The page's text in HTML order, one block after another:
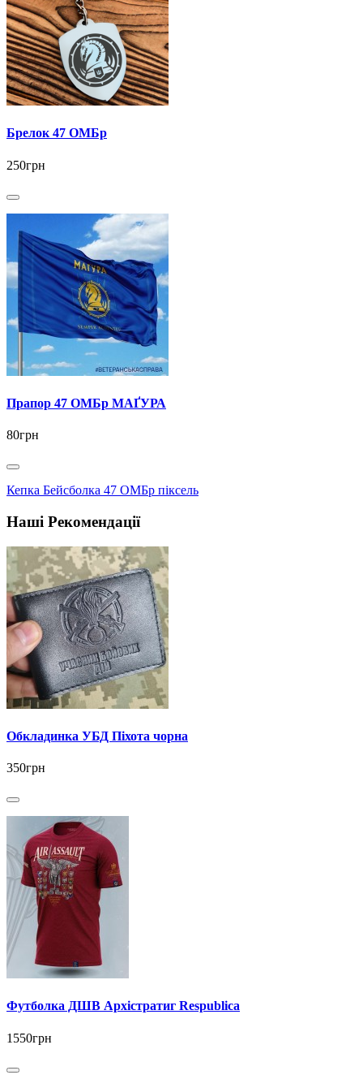
Брелок 47 ОМБр
250грн
Прапор 47 ОМБр МАҐУРА
80грн
Кепка Бейсболка 47 ОМБр піксель
Наші Рекомендації
Обкладинка УБД Піхота чорна
350грн
Футболка ДШВ Архістратиг Respublica
1550грн